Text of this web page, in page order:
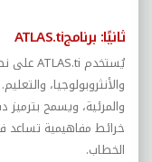
ثانيًا: برنامجATLAS.ti
يُستخدم ATLAS.tiعلى
والأنثروبولوجيا،
والمرئية، ويسمح
خرائط مفاهيمية تساعد
الخطاب.